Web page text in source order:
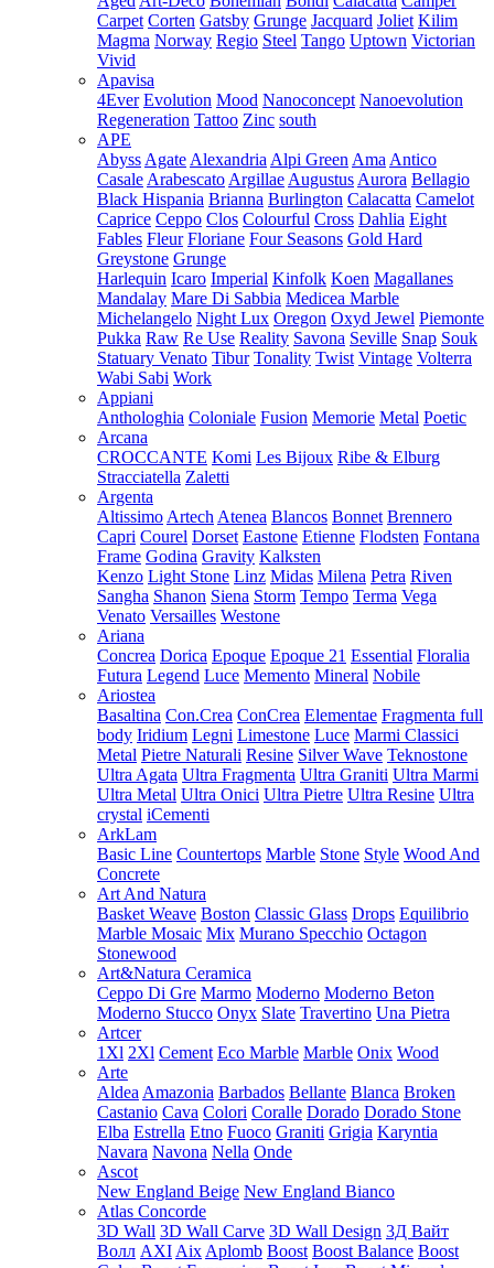
Carpet Corten Gatsby Grunge Jacquard Joliet Kilim
Magma Norway Regio Steel Tango Uptown Victorian
Vivid
Apavisa
4Ever Evolution Mood Nanoconcept Nanoevolution
Regeneration Tattoo Zinc south
APE
Abyss Agate Alexandria Alpi Green Ama Antico
Casale Arabescato Argillae Augustus Aurora Bellagio
Black Hispania Brianna Burlington Calacatta Camelot
Caprice Ceppo Clos Colourful Cross Dahlia Eight
Fables Fleur Floriane Four Seasons Gold Hard
Greystone Grunge
Harlequin Icaro Imperial Kinfolk Koen Magallanes
Mandalay Mare Di Sabbia Medicea Marble
Michelangelo Night Lux Oregon Oxyd Jewel Piemonte
Pukka Raw Re Use Reality Savona Seville Snap Souk
Statuary Venato Tibur Tonality Twist Vintage Volterra
Wabi Sabi Work
Appiani
Anthologhia Coloniale Fusion Memorie Metal Poetic
Arcana
CROCCANTE Komi Les Bijoux Ribe & Elburg
Stracciatella Zaletti
Argenta
Altissimo Artech Atenea Blancos Bonnet Brennero
Capri Courel Dorset Eastone Etienne Flodsten Fontana
Frame Godina Gravity Kalksten
Kenzo Light Stone Linz Midas Milena Petra Riven
Sangha Shanon Siena Storm Tempo Terma Vega
Venato Versailles Westone
Ariana
Concrea Dorica Epoque Epoque 21 Essential Floralia
Futura Legend Luce Memento Mineral Nobile
Ariostea
Basaltina Con.Crea ConCrea Elementae Fragmenta full
body Iridium Legni Limestone Luce Marmi Classici
Metal Pietre Naturali Resine Silver Wave Teknostone
Ultra Agata Ultra Fragmenta Ultra Graniti Ultra Marmi
Ultra Metal Ultra Onici Ultra Pietre Ultra Resine Ultra
crystal iCementi
ArkLam
Basic Line Countertops Marble Stone Style Wood And
Concrete
Art And Natura
Basket Weave Boston Classic Glass Drops Equilibrio
Marble Mosaic Mix Murano Specchio Octagon
Stonewood
Art&Natura Ceramica
Ceppo Di Gre Marmo Moderno Moderno Beton
Moderno Stucco Onyx Slate Travertino Una Pietra
Artcer
1Xl 2Xl Cement Eco Marble Marble Onix Wood
Arte
Aldea Amazonia Barbados Bellante Blanca Broken
Castanio Cava Colori Coralle Dorado Dorado Stone
Elba Estrella Etno Fuoco Graniti Grigia Karyntia
Navara Navona Nella Onde
Ascot
New England Beige New England Bianco
Atlas Concorde
3D Wall 3D Wall Carve 3D Wall Design 3Д Вайт
Волл AXI Aix Aplomb Boost Boost Balance Boost